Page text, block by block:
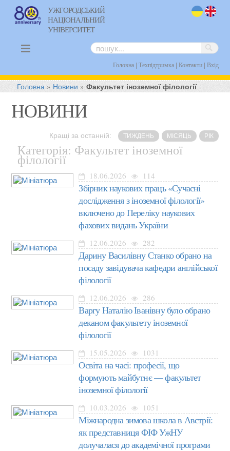
УЖГОРОДСЬКИЙ
НАЦІОНАЛЬНИЙ
УНІВЕРСИТЕТ
Головна| Техпідтримка| Контакти| Вхід
Головна » Новини »Факультет іноземної філології
НОВИНИ
Кращі за останній: ТИЖДЕНЬ МІСЯЦЬ РІК
Категорія: Факультет іноземної
філології
18.06.2026 114
Збірник наукових праць «Сучасні
дослідження з іноземної філології»
включено до Переліку наукових
фахових видань України
12.06.2026 282
Дарину Василівну Станко обрано на
посаду завідувача кафедри англійської
філології
12.06.2026 286
Варгу Наталію Іванівну було обрано
деканом факультету іноземної
філології
15.05.2026 1031
Освіта на часі: професії, що
формують майбутнє — факультет
іноземної філології
10.03.2026 1051
Міжнародна зимова школа в Австрії:
як представниця ФІФ УжНУ
долучалася до академічної програми